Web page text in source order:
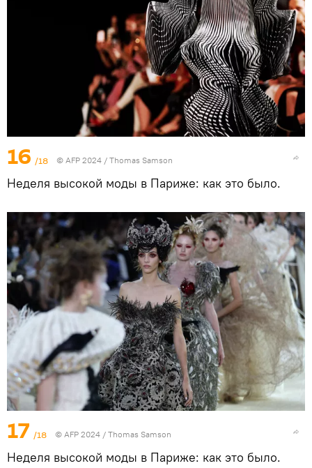
16 /18 © AFP 2024 / Thomas Samson
Неделя высокой моды в Париже: как это было.
17 /18 © AFP 2024 / Thomas Samson
Неделя высокой моды в Париже: как это было.